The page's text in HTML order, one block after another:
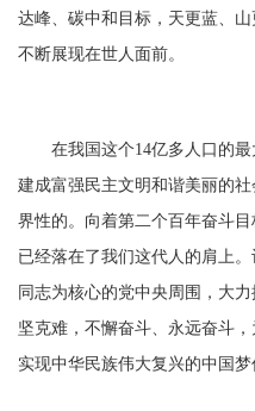
达峰、碳中和目标，天更蓝、
不断展现在世人面前。
在我国这个14亿多人口的最
建成富强民主文明和谐美丽的
界性的。向着第二个百年奋斗
已经落在了我们这代人的肩上
同志为核心的党中央周围，大
坚克难，不懈奋斗、永远奋斗
实现中华民族伟大复兴的中国梦